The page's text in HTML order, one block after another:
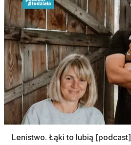
Lenistwo. Łąki to lubią [podcast]